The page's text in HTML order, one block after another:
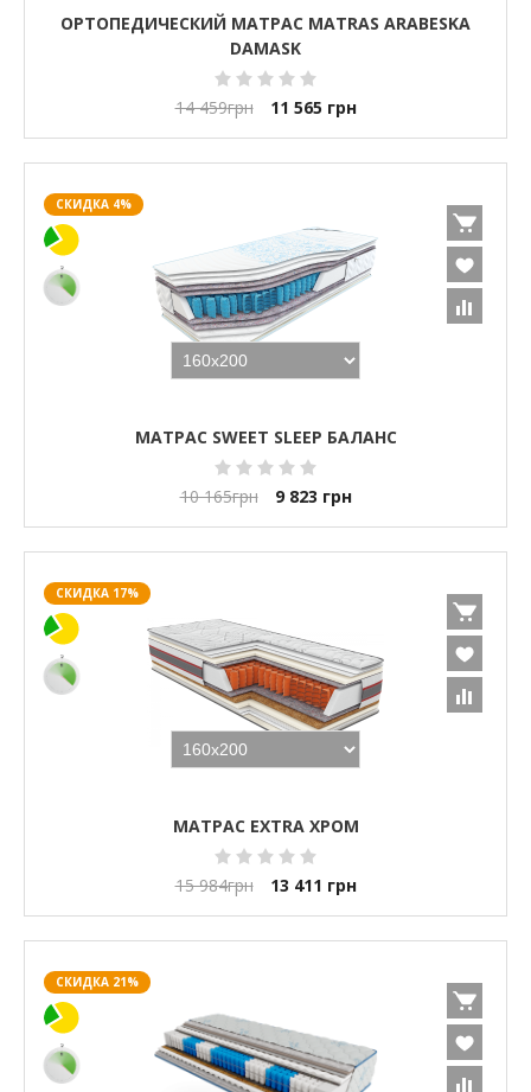
ОРТОПЕДИЧЕСКИЙ МАТРАС MATRAS ARABESKA
DAMASK
14 459грн 11 565 грн
СКИДКА 4%
МАТРАС SWEET SLEEP БАЛАНС
10 165грн 9 823 грн
СКИДКА 17%
МАТРАС EXTRA ХРОМ
15 984грн 13 411 грн
СКИДКА 21%